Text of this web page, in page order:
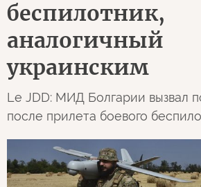
беспилотник,
аналогичный
украинским
Le JDD: МИД Болгарии вызвал
после прилета боевого